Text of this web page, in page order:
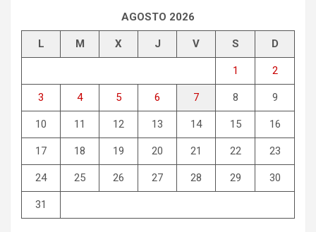
AGOSTO 2026
L M X J V S D
1 2
3 4 5 6 7 8 9
10 11 12 13 14 15 16
17 18 19 20 21 22 23
24 25 26 27 28 29 30
31